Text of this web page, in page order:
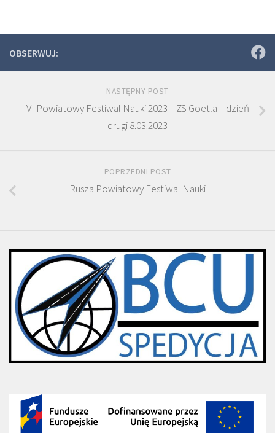
OBSERWUJ:
NASTĘPNY POST
VI Powiatowy Festiwal Nauki 2023 – ZS Goetla – dzień
drugi 8.03.2023
POPRZEDNI POST
Rusza Powiatowy Festiwal Nauki